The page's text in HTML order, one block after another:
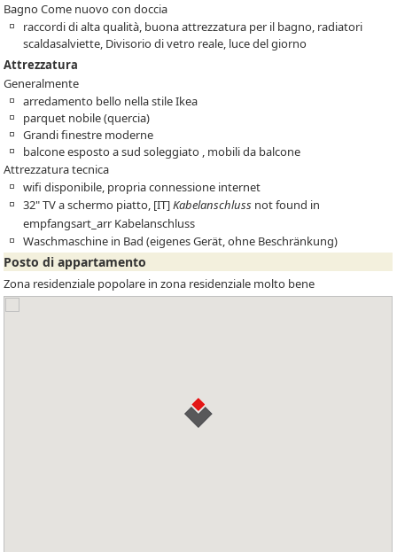
Bagno Come nuovo con doccia
raccordi di alta qualità, buona attrezzatura per il bagno, radiatori
scaldasalviette, Divisorio di vetro reale, luce del giorno
Attrezzatura
Generalmente
arredamento bello nella stile Ikea
parquet nobile (quercia)
Grandi finestre moderne
balcone esposto a sud soleggiato , mobili da balcone
Attrezzatura tecnica
wifi disponibile, propria connessione internet
32" TV a schermo piatto, [IT]Kabelanschluss not found in
empfangsart_arr Kabelanschluss
Waschmaschine in Bad (eigenes Gerät, ohne Beschränkung)
Posto di appartamento
Zona residenziale popolare in zona residenziale molto bene